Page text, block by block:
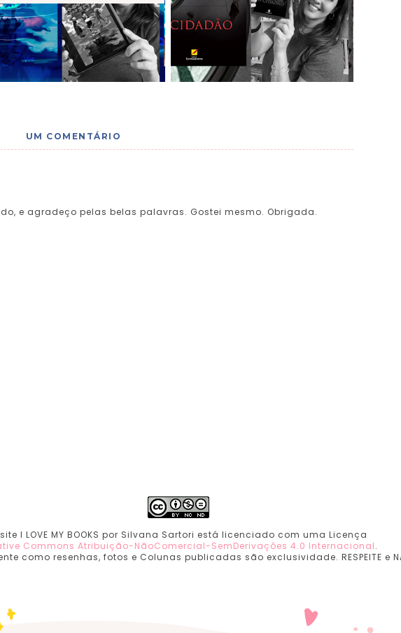
UM COMENTÁRIO
e agradeço pelas belas palavras. Gostei mesmo. Obrigada.
site I LOVE MY BOOKS por Silvana Sartori está licenciado com uma Licença
Commons Atribuição-NãoComercial-SemDerivações 4.0 Internacional.
como resenhas, fotos e Colunas publicadas são exclusividade. RESPEITE e NÃO